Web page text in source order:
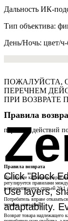
Дальность ИК-
Тип объектива:
День/Ночь: цвет/
Click "Block
Use layers,
adaptability.
ПОЖАЛУЙСТА,
ПЕРЕЧНЕМ
ПРИ ВОЗВРАТЕ
Правила
перечень действий
Правила возврата
При оплате картами возврат
регулируется правилами
регламентируется статьей
Потребитель вправе
течение семи дней;
Возврат товара надлежащего